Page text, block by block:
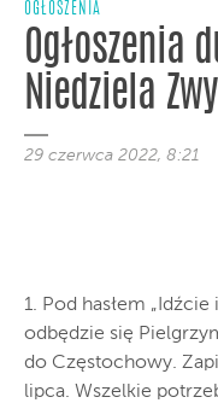
OGŁOSZENIA
Ogłoszenia
Niedziela
29 czerwca 2022, 8:21
1. Pod hasłem
odbędzie się
do Częstochowy.
lipca. Wszelkie